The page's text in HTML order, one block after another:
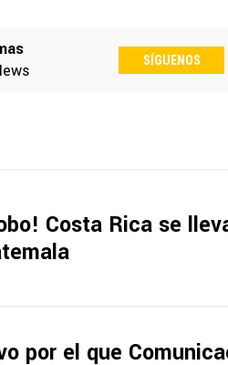
SÍGUENOS
Costa Rica se
por el que